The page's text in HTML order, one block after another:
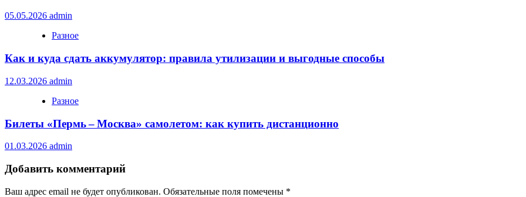
05.05.2026 admin
Разное
Как и куда сдать аккумулятор: правила утилизации и выгодные способы
12.03.2026 admin
Разное
Билеты «Пермь – Москва» самолетом: как купить дистанционно
01.03.2026 admin
Добавить комментарий
Ваш адрес email не будет опубликован. Обязательные поля помечены *